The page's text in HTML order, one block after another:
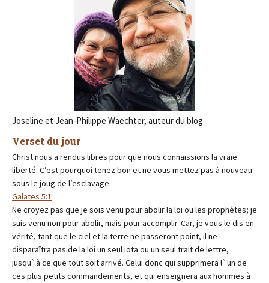
Joseline et Jean-Philippe Waechter, auteur du blog
Verset du jour
Christ nous a rendus libres pour que nous connaissions la vraie
liberté. C’est pourquoi tenez bon et ne vous mettez pas à nouveau
sous le joug de l’esclavage.
Galates 5:1
Ne croyez pas que je sois venu pour abolir la loi ou les prophètes; je
suis venu non pour abolir, mais pour accomplir. Car, je vous le dis en
vérité, tant que le ciel et la terre ne passeront point, il ne
disparaîtra pas de la loi un seul iota ou un seul trait de lettre,
jusqu`à ce que tout soit arrivé. Celui donc qui supprimera l`un de
ces plus petits commandements, et qui enseignera aux hommes à